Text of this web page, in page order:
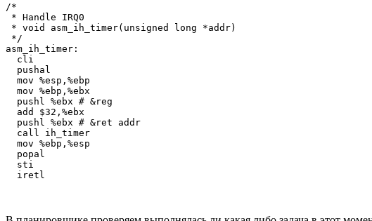
/*
* Handle IRQ0
* void asm_ih_timer(unsigned long *addr)
*/
asm_ih_timer:
  cli
  pushal
  mov %esp,%ebp
  mov %ebp,%ebx
  pushl %ebx # &reg
  add $32,%ebx
  pushl %ebx # &ret addr
  call ih_timer
  mov %ebp,%esp
  popal
  sti